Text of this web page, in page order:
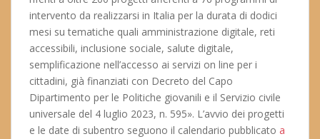
intervento da realizzarsi in Italia per la durata di dodici
mesi su tematiche quali amministrazione digitale, reti
accessibili, inclusione sociale, salute digitale,
semplificazione nell’accesso ai servizi on line per i
cittadini, già finanziati con Decreto del Capo
Dipartimento per le Politiche giovanili e il Servizio civile
universale del 4 luglio 2023, n. 595». L’avvio dei progetti
e le date di subentro seguono il calendario pubblicato a